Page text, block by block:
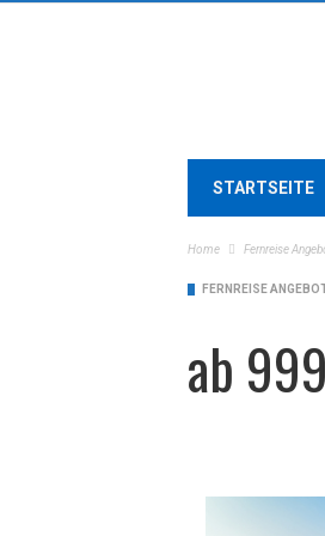
STARTSEITE
Home Fernreise
FERNREISE
ab